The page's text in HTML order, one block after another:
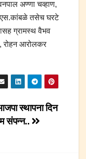
अण्णा चव्हाण,
तसेच घरटे
ग्रामस्थ वैभव
रोहन आरोलकर
स्थापना दिन
संपन्न..